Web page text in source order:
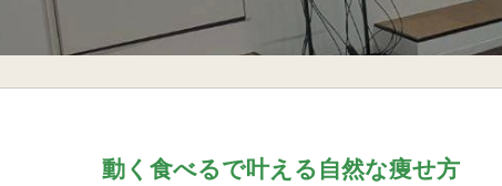
動く食べるで叶える自然な痩せ方